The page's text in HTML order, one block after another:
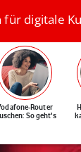
für digitale
Router
So geht's